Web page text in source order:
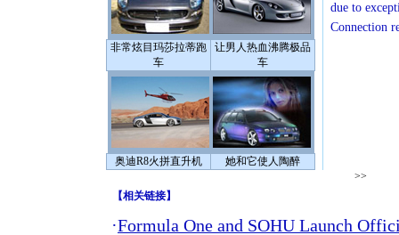
非常炫目玛莎拉蒂跑
车
让男人热血沸腾极品
车
奥迪R8火拼直升机 她和它使人陶醉
due to
Connection
>>
【相关链接】
·Formula One and SOHU Launch